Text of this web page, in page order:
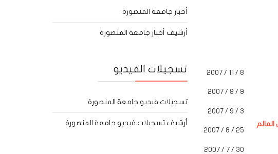
8 / 11 / 2007
9 / 9 / 2007
3 / 9 / 2007
25 / 8 / 2007
30 / 7 / 2007
أخبار جامعة المنصورة
أرشيف أخبار جامعة المنصورة
تسجيلات الفيديو
تسجيلات فيديو جامعة المنصورة
أرشيف تسجيلات فيديو جامعة المنصورة